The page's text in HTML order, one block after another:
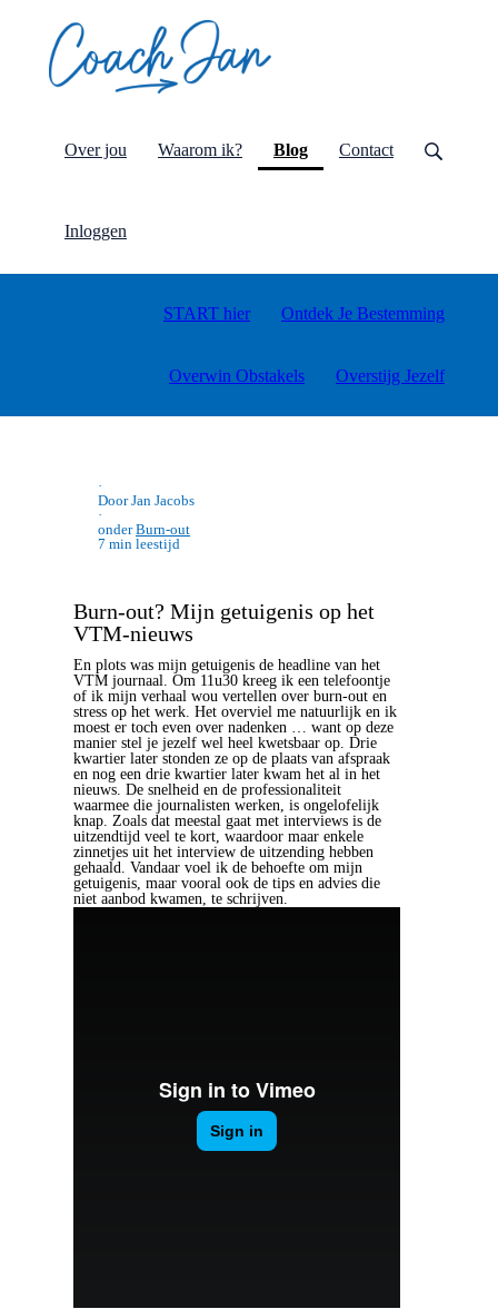
Over jou Waarom ik? Blog(current)
Contact
Inloggen
START hier Ontdek Je Bestemming
Overwin Obstakels Overstijg Jezelf
·
Door Jan Jacobs
·
onderBurn-out
7 min leestijd
Burn-out? Mijn getuigenis op het
VTM-nieuws
En plots was mijn getuigenis de headline van het
VTM journaal. Om 11u30 kreeg ik een telefoontje
of ik mijn verhaal wou vertellen over burn-out en
stress op het werk. Het overviel me natuurlijk en ik
moest er toch even over nadenken … want op deze
manier stel je jezelf wel heel kwetsbaar op. Drie
kwartier later stonden ze op de plaats van afspraak
en nog een drie kwartier later kwam het al in het
nieuws. De snelheid en de professionaliteit
waarmee die journalisten werken, is ongelofelijk
knap. Zoals dat meestal gaat met interviews is de
uitzendtijd veel te kort, waardoor maar enkele
zinnetjes uit het interview de uitzending hebben
gehaald. Vandaar voel ik de behoefte om mijn
getuigenis, maar vooral ook de tips en advies die
niet aanbod kwamen, te schrijven.